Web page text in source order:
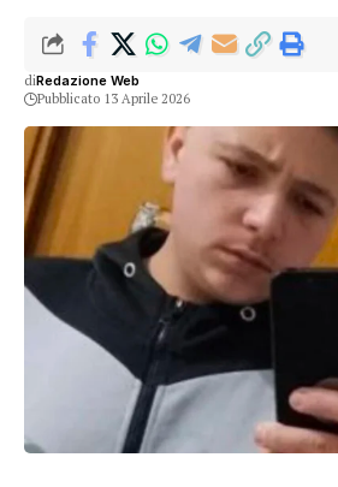
diRedazione Web
Pubblicato 13 Aprile 2026